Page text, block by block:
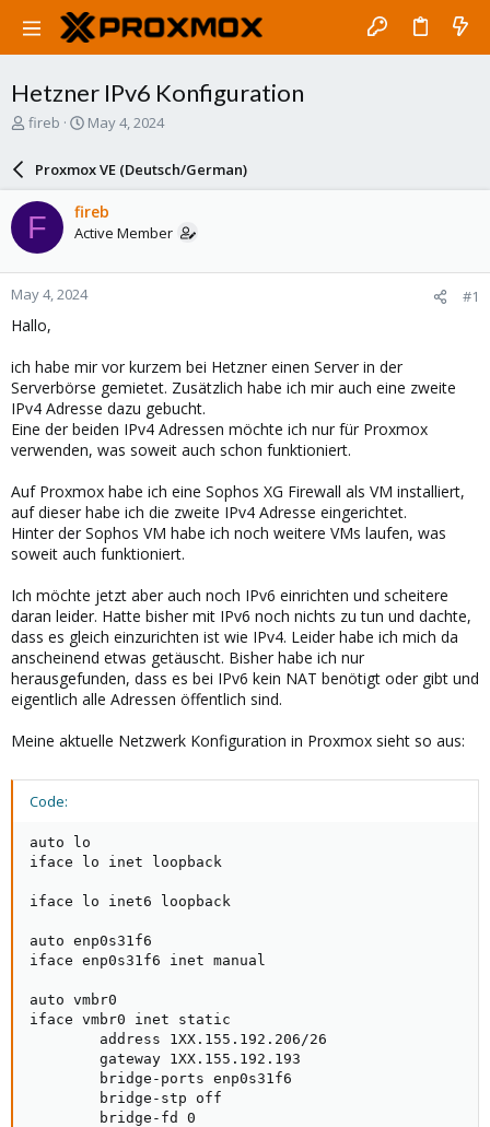
Hetzner IPv6 Konfiguration
T
a
d
s
t
a
r
t
e
fireb
S
r
d
a
e
May 4, 2024
Proxmox VE (Deutsch/German)
F fireb
Active Member
May 4, 2024 #1
Hallo,
ich habe mir vor kurzem bei Hetzner einen Server in der
Serverbörse gemietet. Zusätzlich habe ich mir auch eine zweite
IPv4 Adresse dazu gebucht.
Eine der beiden IPv4 Adressen möchte ich nur für Proxmox
verwenden, was soweit auch schon funktioniert.
Auf Proxmox habe ich eine Sophos XG Firewall als VM installiert,
auf dieser habe ich die zweite IPv4 Adresse eingerichtet.
Hinter der Sophos VM habe ich noch weitere VMs laufen, was
soweit auch funktioniert.
Ich möchte jetzt aber auch noch IPv6 einrichten und scheitere
daran leider. Hatte bisher mit IPv6 noch nichts zu tun und dachte,
dass es gleich einzurichten ist wie IPv4. Leider habe ich mich da
anscheinend etwas getäuscht. Bisher habe ich nur
herausgefunden, dass es bei IPv6 kein NAT benötigt oder gibt und
eigentlich alle Adressen öffentlich sind.
Meine aktuelle Netzwerk Konfiguration in Proxmox sieht so aus:
Code:
auto lo
iface lo inet loopback
iface lo inet6 loopback
auto enp0s31f6
iface enp0s31f6 inet manual
auto vmbr0
iface vmbr0 inet static
        address 1XX.155.192.206/26
        gateway 1XX.155.192.193
        bridge-ports enp0s31f6
        bridge-stp off
        bridge-fd 0